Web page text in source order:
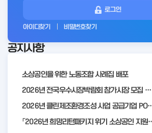
전
로그인
아이디찾기 비밀번호찾기
공지사항
소상공인을 위한 노동조합 사례집 배포
2026년 전국우수시장박람회 참가시장 모집 공고
2026년 클린제조환경조성 사
「2026년 희망리턴패키지 위